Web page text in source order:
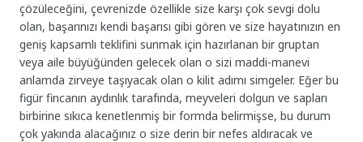
çözüleceğini, çevrenizde özellikle size karşı çok sevgi dolu
olan, başarınızı kendi başarısı gibi gören ve size hayatınızın en
geniş kapsamlı teklifini sunmak için hazırlanan bir gruptan
veya aile büyüğünden gelecek olan o sizi maddi-manevi
anlamda zirveye taşıyacak olan o kilit adımı simgeler. Eğer bu
figür fincanın aydınlık tarafında, meyveleri dolgun ve sapları
birbirine sıkıca kenetlenmiş bir formda belirmişse, bu durum
çok yakında alacağınız o size derin bir nefes aldıracak ve